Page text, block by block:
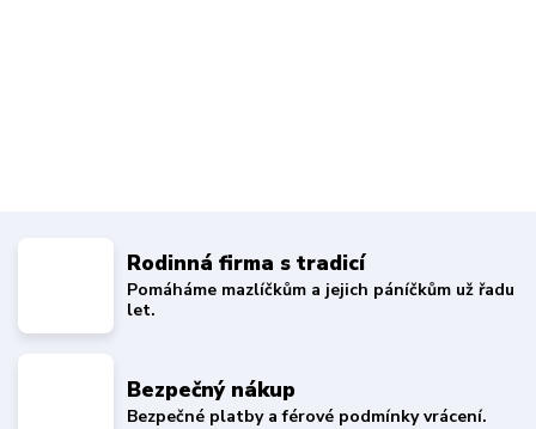
Rodinná firma s tradicí
Pomáháme mazlíčkům a jejich páníčkům už řadu
let.
Bezpečný nákup
Bezpečné platby a férové podmínky vrácení.